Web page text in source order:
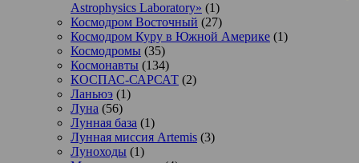
Astrophysics Laboratory» (1)
Космодром Восточный (27)
Космодром Куру в Южной Америке (1)
Космодромы (35)
Космонавты (134)
КОСПАС-САРСАТ (2)
Ланьюэ (1)
Луна (56)
Лунная база (1)
Лунная миссия Artemis (3)
Луноходы (1)